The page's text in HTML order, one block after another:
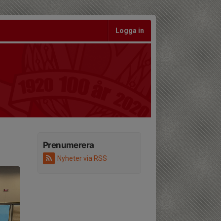
Logga in
Prenumerera
Nyheter via RSS